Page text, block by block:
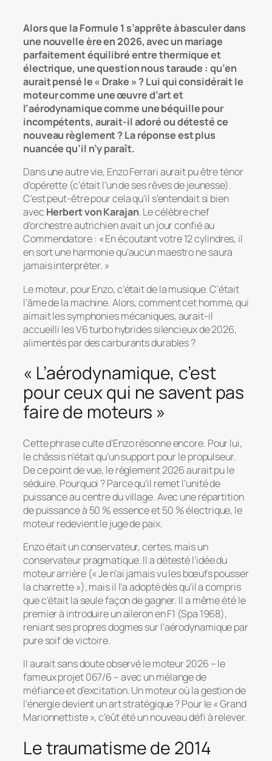
Alors que la Formule 1 s’apprête à basculer dans
une nouvelle ère en 2026, avec un mariage
parfaitement équilibré entre thermique et
électrique, une question nous taraude : qu’en
aurait pensé le « Drake » ? Lui qui considérait le
moteur comme une œuvre d’art et
l’aérodynamique comme une béquille pour
incompétents, aurait-il adoré ou détesté ce
nouveau règlement ? La réponse est plus
nuancée qu’il n’y paraît.
Dans une autre vie, Enzo Ferrari aurait pu être ténor
d’opérette (c’était l’un de ses rêves de jeunesse).
C’est peut-être pour cela qu’il s’entendait si bien
avec Herbert von Karajan. Le célèbre chef
d’orchestre autrichien avait un jour confié au
Commendatore : « En écoutant votre 12 cylindres, il
en sort une harmonie qu’aucun maestro ne saura
jamais interpréter. »
Le moteur, pour Enzo, c’était de la musique. C’était
l’âme de la machine. Alors, comment cet homme, qui
aimait les symphonies mécaniques, aurait-il
accueilli les V6 turbo hybrides silencieux de 2026,
alimentés par des carburants durables ?
« L’aérodynamique, c’est
pour ceux qui ne savent pas
faire de moteurs »
Cette phrase culte d’Enzo résonne encore. Pour lui,
le châssis n’était qu’un support pour le propulseur.
De ce point de vue, le règlement 2026 aurait pu le
séduire. Pourquoi ? Parce qu’il remet l’unité de
puissance au centre du village. Avec une répartition
de puissance à 50 % essence et 50 % électrique, le
moteur redevient le juge de paix.
Enzo était un conservateur, certes, mais un
conservateur pragmatique. Il a détesté l’idée du
moteur arrière (« Je n’ai jamais vu les bœufs pousser
la charrette »), mais il l’a adopté dès qu’il a compris
que c’était la seule façon de gagner. Il a même été le
premier à introduire un aileron en F1 (Spa 1968),
reniant ses propres dogmes sur l’aérodynamique par
pure soif de victoire.
Il aurait sans doute observé le moteur 2026 – le
fameux projet 067/6 – avec un mélange de
méfiance et d’excitation. Un moteur où la gestion de
l’énergie devient un art stratégique ? Pour le « Grand
Marionnettiste », c’eût été un nouveau défi à relever.
Le traumatisme de 2014